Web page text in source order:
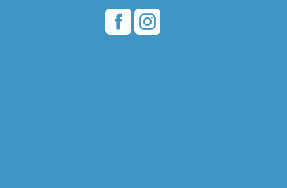
 